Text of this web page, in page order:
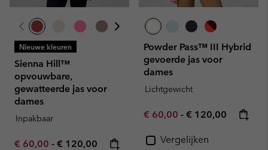
Nieuwe kleuren
Sienna Hill™
opvouwbare,
gewatteerde jas voor
dames
Inpakbaar
Minimum sale price:
€ 60,00 - Maximum price:
€ 120,00
Powder Pass™ III Hybrid
gevoerde jas voor
dames
Lichtgewicht
Minimum sale price:
€ 60,00 - Maximum price:
€ 120,00
Vergelijken